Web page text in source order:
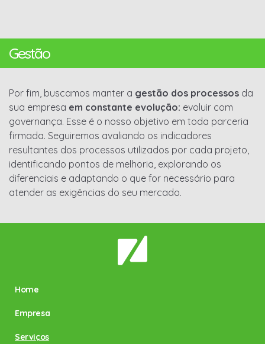
Gestão
Por fim, buscamos manter a gestão dos processos da
sua empresa em constante evolução: evoluir com
governança. Esse é o nosso objetivo em toda parceria
firmada. Seguiremos avaliando os indicadores
resultantes dos processos utilizados por cada projeto,
identificando pontos de melhoria, explorando os
diferenciais e adaptando o que for necessário para
atender as exigências do seu mercado.
Home
Empresa
Serviços